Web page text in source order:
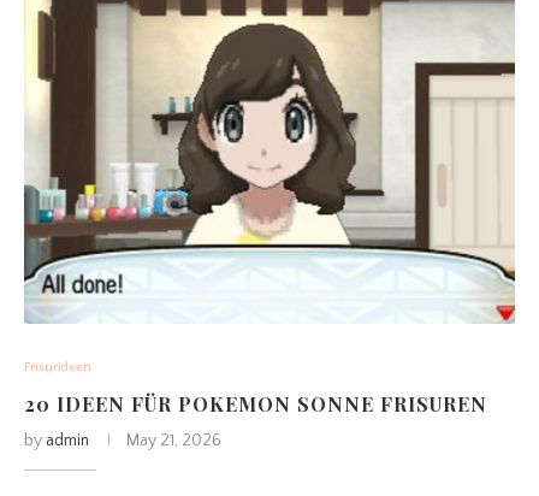
Frisurideen
20 IDEEN FÜR POKEMON SONNE FRISUREN
by admin May 21, 2026